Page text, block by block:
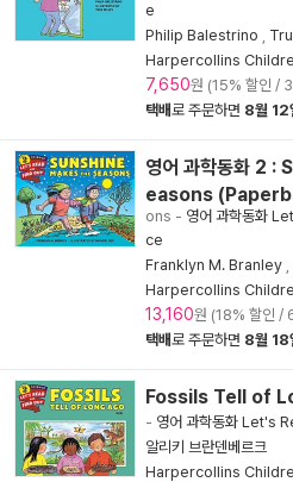
e
Philip Balestrino
Harpercollins
7,650원 (15% 할인 /
택배로 주문하면 8월 12
영어 과학동화 2
easons
ons - 영어 과학동화
ce
Franklyn M. Branley
Harpercollins
13,160원 (18% 할인 /
택배로 주문하면 8월 18
Fossils Tell of
- 영어 과학동화 Let's
알리키 브란덴베르크
Harpercollins